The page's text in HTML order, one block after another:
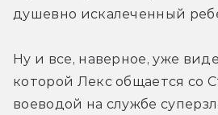
душевно искалеченный
Ну и все, наверное, уже
которой Лекс общается со
воеводой на службе